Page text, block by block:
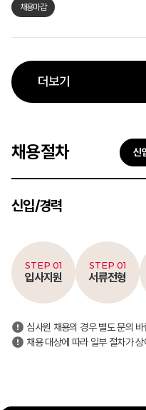
채용마감
더보기
채용절차 신
신입/경력
STEP 01
입사지원
STEP 01
서류전형
심사원 채용의 경우 별도 문의
채용 대상에 따라 일부 절차가